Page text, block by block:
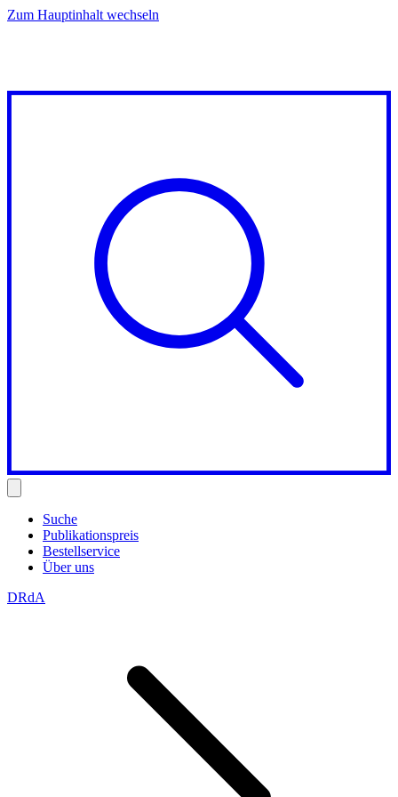
Zum Hauptinhalt wechseln
Suche
Publikationspreis
Bestellservice
Über uns
DRdA